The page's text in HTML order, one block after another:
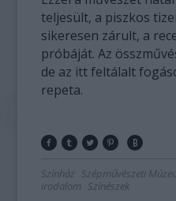
teljesült, a piszkos
sikeresen zárult, a
próbáját. Az
de az itt feltálalt
repeta.
Színház Szépművészeti
irodalom Színészek